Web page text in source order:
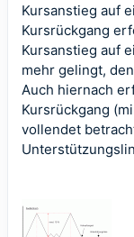
Kursanstieg auf
Kursrückgang
Kursanstieg auf
mehr gelingt,
Auch hiernach
Kursrückgang
vollendet